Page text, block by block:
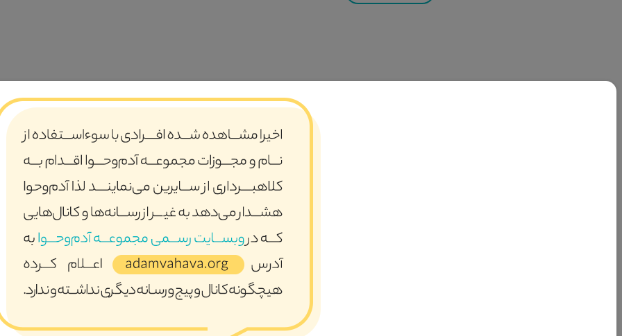
مجموعه توانمندسازی و تسهیلگری ازدواج آدم و حوا بعنوان سومین مجموعه تخصصی جمعیت امام رضایی ها با مسئولیت حاج حسین
رهبری نسبت به ترویج امر واسطه گری و همچنین گسترش ازدواج صحیح اسلامی و شکل‌گیری خانواده بر مبنای تعالیم اسلام و قرآن و در
بحث واسطه‌گری یا شفاعت در ازدواج، در فرمایشات خدای متعال و معصومین علیهم‌السلام ذکر شده است. در سوره‌ی مبارکه نور، آن‌جا که
آدم و حوا پس از بررسی های بسیار به این نتیجه رسیده که تاثیرگذاری عمیق و کلان در حوزه خانواده بصورت تک بعدی اتفاق نخواهد
بصورت صحیح و تحت اشراف کارشناسان خبره حوزه خانواده و ازدواج در کنار هم قرار گیرند تا به سمت نقطه مطلوب حرکت کنیم .